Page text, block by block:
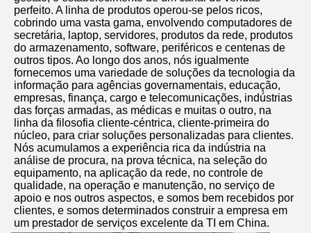
perfeito. A linha de produtos operou-se pelos ricos,
cobrindo uma vasta gama, envolvendo computadores de
secretária, laptop, servidores, produtos da rede, produtos
do armazenamento, software, periféricos e centenas de
outros tipos. Ao longo dos anos, nós igualmente
fornecemos uma variedade de soluções da tecnologia da
informação para agências governamentais, educação,
empresas, finança, cargo e telecomunicações, indústrias
das forças armadas, as médicas e muitas o outro, na
linha da filosofia cliente-céntrica, cliente-primeira do
núcleo, para criar soluções personalizadas para clientes.
Nós acumulamos a experiência rica da indústria na
análise de procura, na prova técnica, na seleção do
equipamento, na aplicação da rede, no controle de
qualidade, na operação e manutenção, no serviço de
apoio e nos outros aspectos, e somos bem recebidos por
clientes, e somos determinados construir a empresa em
um prestador de serviços excelente da TI em China.